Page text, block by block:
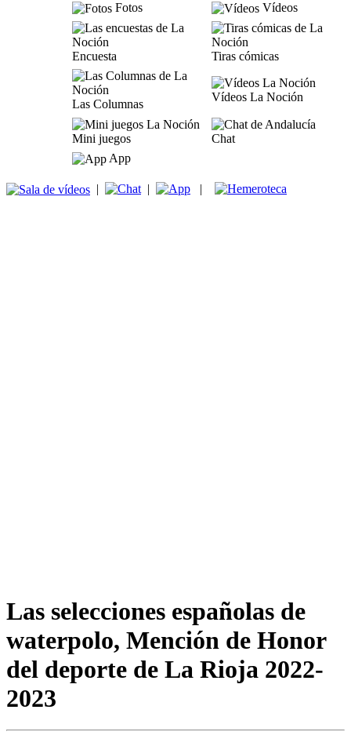
Fotos
Vídeos
Encuesta Tiras cómicas
Las Columnas
Vídeos La Noción
Mini juegos
Chat
App
| | |
Las selecciones españolas de
waterpolo, Mención de Honor
del deporte de La Rioja 2022-
2023